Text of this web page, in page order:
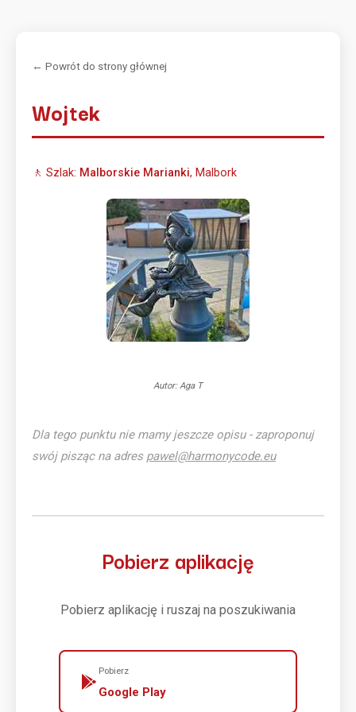
← Powrót do strony głównej
Wojtek
🚶 Szlak: Malborskie Marianki, Malbork
Autor: Aga T
Dla tego punktu nie mamy jeszcze opisu - zaproponuj
swój pisząc na adres pawel@harmonycode.eu
Pobierz aplikację
Pobierz aplikację i ruszaj na poszukiwania
Pobierz
Google Play